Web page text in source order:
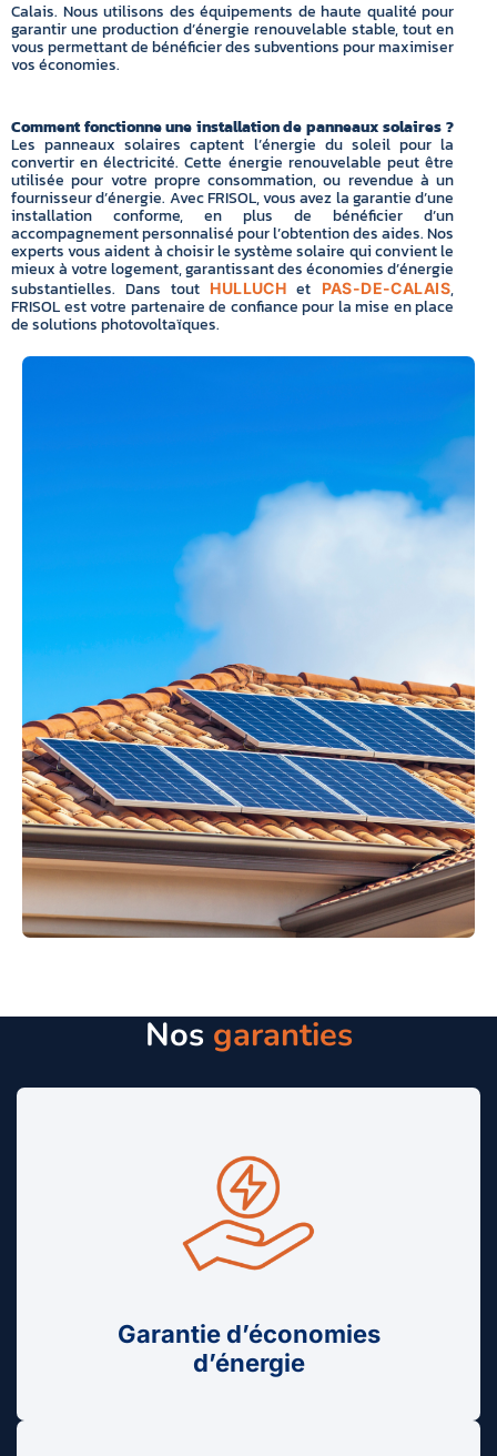
Calais. Nous utilisons des équipements de haute qualité pour
garantir une production d’énergie renouvelable stable, tout en
vous permettant de bénéficier des subventions pour maximiser
vos économies.
Comment fonctionne une installation de panneaux solaires ?
Les panneaux solaires captent l’énergie du soleil pour la
convertir en électricité. Cette énergie renouvelable peut être
utilisée pour votre propre consommation, ou revendue à un
fournisseur d’énergie. Avec FRISOL, vous avez la garantie d’une
installation conforme, en plus de bénéficier d’un
accompagnement personnalisé pour l’obtention des aides. Nos
experts vous aident à choisir le système solaire qui convient le
mieux à votre logement, garantissant des économies d’énergie
substantielles. Dans tout HULLUCH et PAS-DE-CALAIS,
FRISOL est votre partenaire de confiance pour la mise en place
de solutions photovoltaïques.
Nos garanties
Garantie d’économies
d’énergie